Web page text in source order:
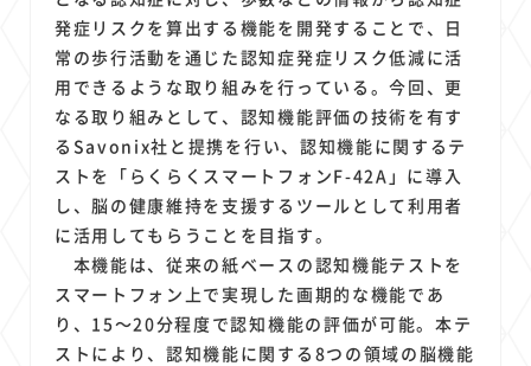
発症リスクを算出する機能を開発することで、日
常の歩行活動を通じた認知症発症リスク低減に活
用できるような取り組みを行っている。今回、更
なる取り組みとして、認知機能評価の技術を有す
るSavonix社と提携を行い、認知機能に関するテ
ストを「らくらくスマートフォンF-42A」に導入
し、脳の健康維持を支援するツールとして利用者
に活用してもらうことを目指す。
本機能は、従来の紙ベースの認知機能テストを
スマートフォン上で実現した画期的な機能であ
り、15～20分程度で認知機能の評価が可能。本テ
ストにより、認知機能に関する8つの領域の脳機能